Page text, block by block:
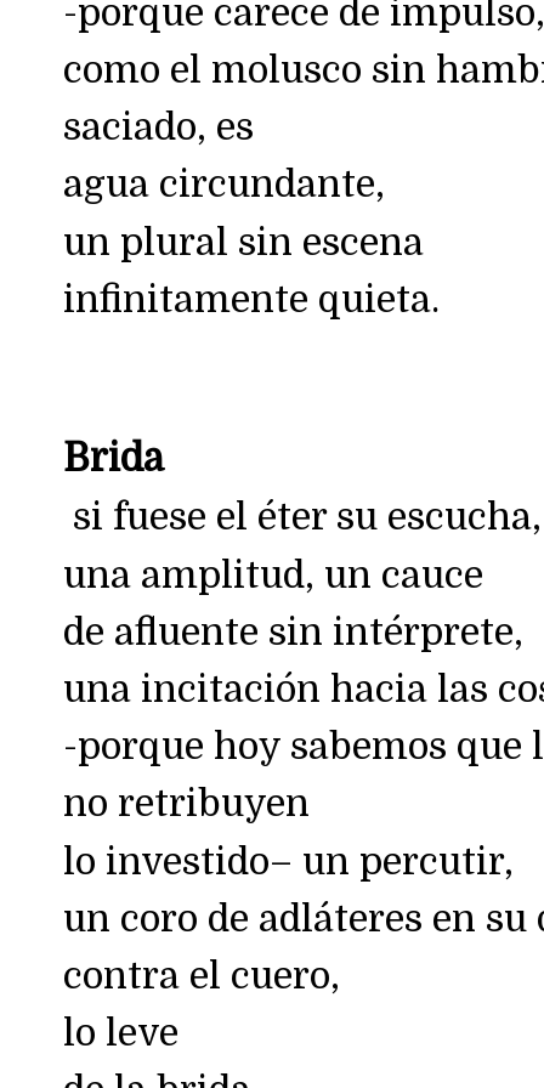
-porque carece de impulso,
como el molusco sin
saciado, es
agua circundante,
un plural sin escena
infinitamente quieta.
Brida
si fuese el éter su escucha,
una amplitud, un cauce
de afluente sin intérprete,
una incitación hacia las
-porque hoy sabemos que
no retribuyen
lo investido– un percutir,
un coro de adláteres en
contra el cuero,
lo leve